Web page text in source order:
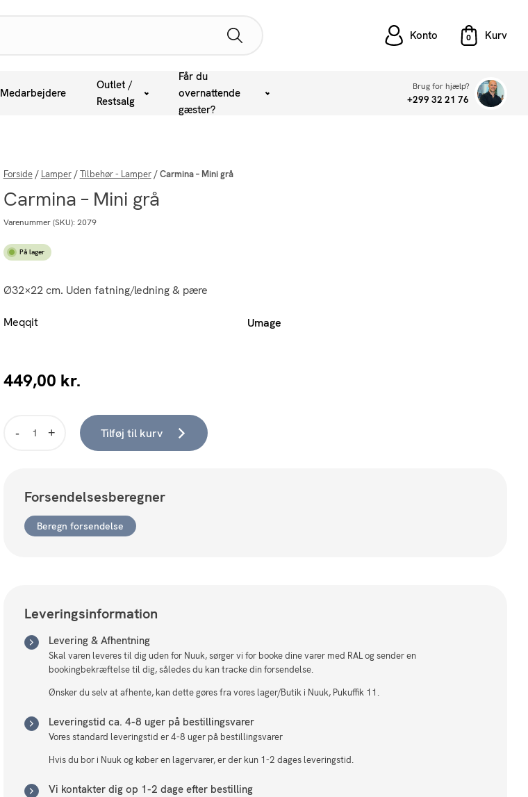
Konto
Medarbejdere
Outlet /
Restsalg
Får du
overnattende
gæster?
Brug for hjælp?
+299 32 21 76
Forside/ Lamper/Tilbehør - Lamper/Carmina – Mini grå
Carmina – Mini grå
Varenummer (SKU): 2079
På lager
Ø32×22 cm. Uden fatning/ledning & pære
Meqqit Umage
449,00 kr.
Tilføj til kurv
Forsendelsesberegner
Beregn forsendelse
Leveringsinformation
Levering & Afhentning
Skal varen leveres til dig uden for Nuuk, sørger vi for booke dine varer med RAL og sender en
bookingbekræftelse til dig, således du kan tracke din forsendelse.
Ønsker du selv at afhente, kan dette gøres fra vores lager/Butik i Nuuk, Pukuffik 11.
Leveringstid ca. 4-8 uger på bestillingsvarer
Vores standard leveringstid er 4-8 uger på bestillingsvarer
Hvis du bor i Nuuk og køber en lagervarer, er der kun 1-2 dages leveringstid.
Vi kontakter dig op 1-2 dage efter bestilling